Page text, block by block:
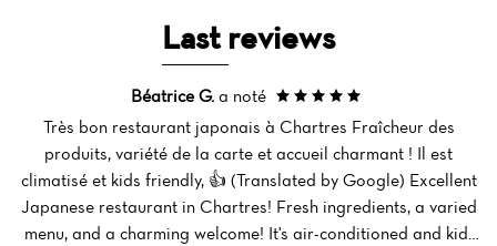
Last reviews
Béatrice G. a noté
Très bon restaurant japonais à Chartres Fraîcheur des
produits, variété de la carte et accueil charmant ! Il est
climatisé et kids friendly, 👍 (Translated by Google) Excellent
Japanese restaurant in Chartres! Fresh ingredients, a varied
menu, and a charming welcome! It's air-conditioned and kid-
Home
News
Menu
Reviews